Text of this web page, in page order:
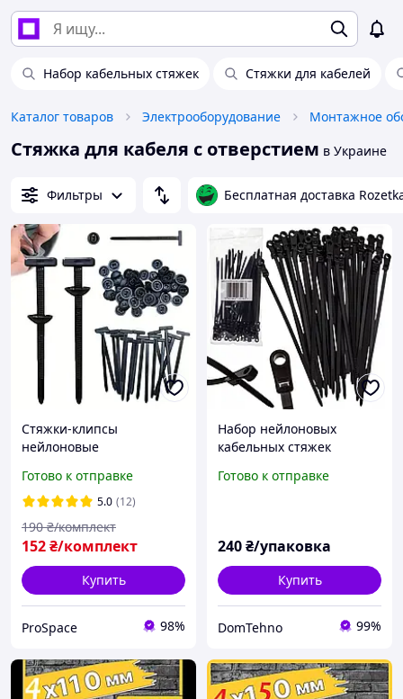
Набор кабельных стяжек Стяжки для кабелей
Каталог товаров Электрооборудование Монтажное
Стяжка для кабеля с отверстием в Украине
Фильтры Бесплатная доставка
Стяжки-клипсы
нейлоновые
крепления проводки,
хомуты с отверстием под
винт/пистон 50 шт
Готово к отправке
5.0 (12)
152₴/комплект
190 ₴/комплект
Купить
ProSpace 98%
Набор нейлоновых
кабельных стяжек
с отверстием для винта,
M66581
Готово к отправке
240₴/упаковка
Купить
DomTehno 99%